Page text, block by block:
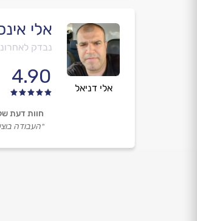
אלי דניאל
אלי
נבדק
4.90
חוות דעת
״העבודה